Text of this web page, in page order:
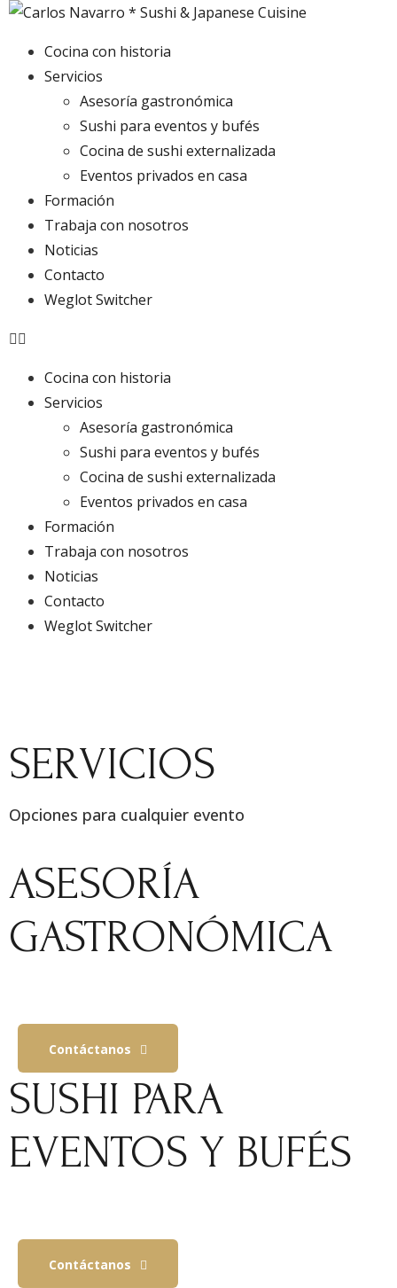
Cocina con historia
Servicios
Asesoría gastronómica
Sushi para eventos y bufés
Cocina de sushi externalizada
Eventos privados en casa
Formación
Trabaja con nosotros
Noticias
Contacto
Weglot Switcher
Cocina con historia
Servicios
Asesoría gastronómica
Sushi para eventos y bufés
Cocina de sushi externalizada
Eventos privados en casa
Formación
Trabaja con nosotros
Noticias
Contacto
Weglot Switcher
SERVICIOS
Opciones para cualquier evento
ASESORÍA
GASTRONÓMICA
Contáctanos
SUSHI PARA
EVENTOS Y BUFÉS
Contáctanos